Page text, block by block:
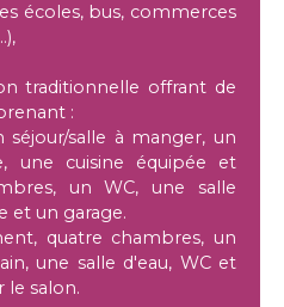
écoles, bus, commerces
traditionnelle offrant de
:
salle à manger, un
une cuisine équipée et
un WC, une salle
et un garage.
quatre chambres, un
une salle d'eau, WC et
le salon.